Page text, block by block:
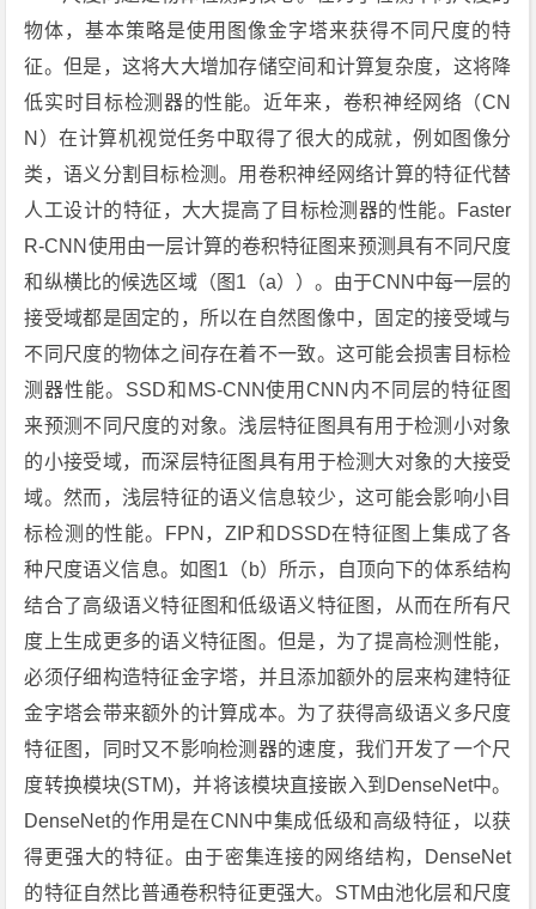
物体，基本策略是使用图像金字塔来获得不同尺度的特
征。但是，这将大大增加存储空间和计算复杂度，这将降
低实时目标检测器的性能。近年来，卷积神经网络（CN
N）在计算机视觉任务中取得了很大的成就，例如图像分
类，语义分割目标检测。用卷积神经网络计算的特征代替
人工设计的特征，大大提高了目标检测器的性能。Faster
R-CNN使用由一层计算的卷积特征图来预测具有不同尺度
和纵横比的候选区域（图1（a））。由于CNN中每一层的
接受域都是固定的，所以在自然图像中，固定的接受域与
不同尺度的物体之间存在着不一致。这可能会损害目标检
测器性能。SSD和MS-CNN使用CNN内不同层的特征图
来预测不同尺度的对象。浅层特征图具有用于检测小对象
的小接受域，而深层特征图具有用于检测大对象的大接受
域。然而，浅层特征的语义信息较少，这可能会影响小目
标检测的性能。FPN，ZIP和DSSD在特征图上集成了各
种尺度语义信息。如图1（b）所示，自顶向下的体系结构
结合了高级语义特征图和低级语义特征图，从而在所有尺
度上生成更多的语义特征图。但是，为了提高检测性能，
必须仔细构造特征金字塔，并且添加额外的层来构建特征
金字塔会带来额外的计算成本。为了获得高级语义多尺度
特征图，同时又不影响检测器的速度，我们开发了一个尺
度转换模块(STM)，并将该模块直接嵌入到DenseNet中。
DenseNet的作用是在CNN中集成低级和高级特征，以获
得更强大的特征。由于密集连接的网络结构，DenseNet
的特征自然比普通卷积特征更强大。STM由池化层和尺度